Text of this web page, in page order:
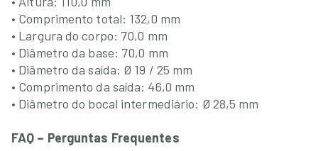
• Comprimento total: 132,0 mm
• Largura do corpo: 70,0 mm
• Diâmetro da base: 70,0 mm
• Diâmetro da saída: Ø 19 / 25 mm
• Comprimento da saída: 46,0 mm
• Diâmetro do bocal intermediário: Ø 28,5 mm
FAQ – Perguntas Frequentes